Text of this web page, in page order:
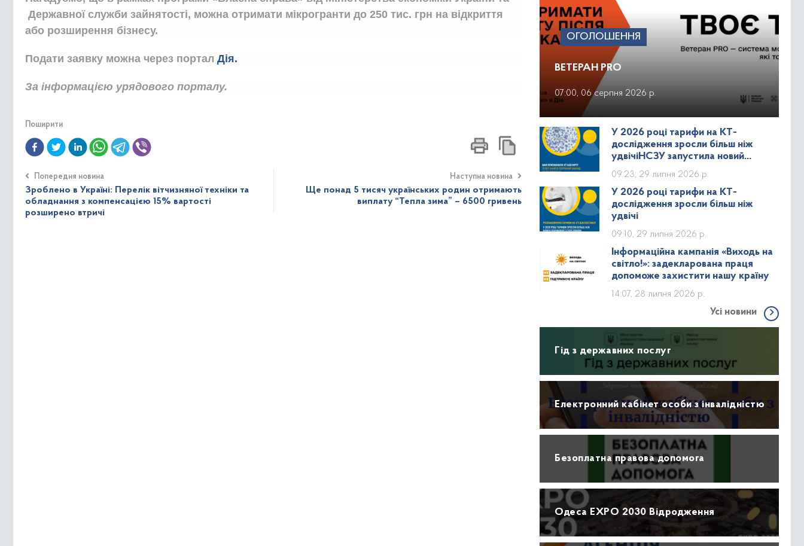
Державної служби зайнятості, можна отримати мікрогранти до 250 тис. грн на відкриття
або розширення бізнесу.
Подати заявку можна через портал Дія.
За інформацією урядового порталу.
Поширити
Попередня новина
Зроблено в Україні: Перелік вітчизняної техніки та
обладнання з компенсацією 15% вартості
розширено втричі
Наступна новина
Ще понад 5 тисяч українських родин отримають
виплату “Тепла зима” – 6500 гривень
ОГОЛОШЕННЯ
ВЕТЕРАН PRO
07:00, 06 серпня 2026 р.
У 2026 році тарифи на КТ-
дослідження зросли більш ніж
удвічіНСЗУ запустила новий
дашборд зі статистикою КТ та МРТ
09:23, 29 липня 2026 р.
У 2026 році тарифи на КТ-
дослідження зросли більш ніж
удвічі
09:10, 29 липня 2026 р.
Інформаційна кампанія «Виходь на
світло!»: задекларована праця
допоможе захистити нашу країну
14:07, 28 липня 2026 р.
Усі новини
Гід з державних послуг
Електронний кабінет особи з інвалідністю
Безоплатна правова допомога
Одеса EXPO 2030 Відродження